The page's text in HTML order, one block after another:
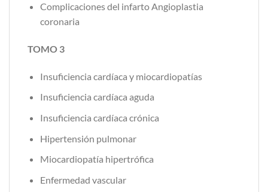
Complicaciones del infarto Angioplastia
coronaria
TOMO 3
Insuficiencia cardíaca y miocardiopatías
Insuficiencia cardíaca aguda
Insuficiencia cardíaca crónica
Hipertensión pulmonar
Miocardiopatía hipertrófica
Enfermedad vascular